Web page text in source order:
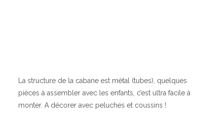
La structure de la cabane est métal (tubes), quelques
pièces à assembler avec les enfants, c’est ultra facile à
monter. A décorer avec peluches et coussins !